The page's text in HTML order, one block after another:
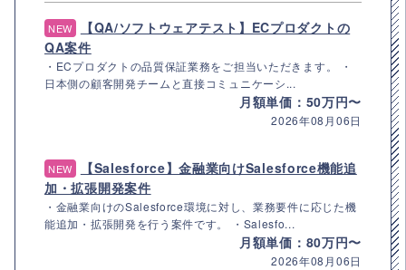
NEW
【QA/ソフトウェアテスト】ECプロダクトの
QA案件
・ECプロダクトの品質保証業務をご担当いただきます。 ・
日本側の顧客開発チームと直接コミュニケーシ...
月額単価：50万円〜
2026年08月06日
NEW
【Salesforce】金融業向けSalesforce機能追
加・拡張開発案件
・金融業向けのSalesforce環境に対し、業務要件に応じた機
能追加・拡張開発を行う案件です。 ・Salesfo...
月額単価：80万円〜
2026年08月06日